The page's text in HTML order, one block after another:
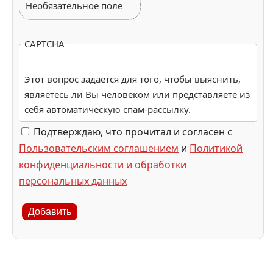
Необязательное поле
CAPTCHA
Этот вопрос задается для того, чтобы выяснить,
являетесь ли Вы человеком или представляете из
себя автоматическую спам-рассылку.
Подтверждаю, что прочитал и согласен с
Пользовательским соглашением и Политикой
конфиденциальности и обработки
персональных данных
Добавить